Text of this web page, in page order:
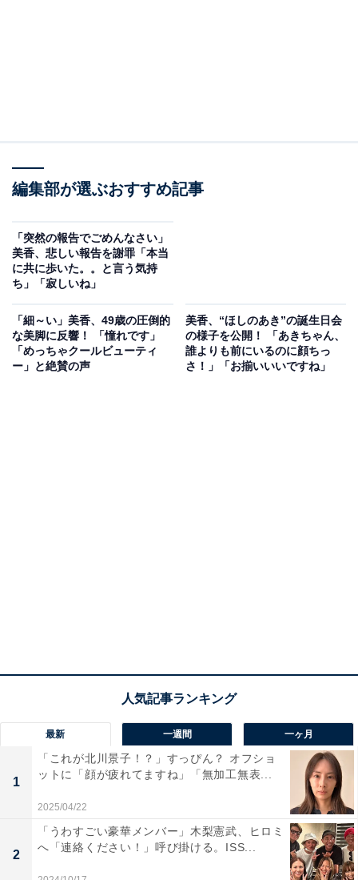
編集部が選ぶおすすめ記事
「突然の報告でごめんなさい」
美香、悲しい報告を謝罪「本当
に共に歩いた。。と言う気持
ち」「寂しいね」
「細～い」美香、49歳の圧倒的
な美脚に反響！ 「憧れです」
「めっちゃクールビューティ
ー」と絶賛の声
美香、“ほしのあき”の誕生日会
の様子を公開！ 「あきちゃん、
誰よりも前にいるのに顔ちっ
さ！」「お揃いいいですね」
最新 一週間 一ヶ月
1
「これが北川景子！？」すっぴん？ オフショ
ットに「顔が疲れてますね」「無加工無表...
2025/04/22
2
「うわすごい豪華メンバー」木梨憲武、ヒロミ
へ「連絡ください！」呼び掛ける。ISS...